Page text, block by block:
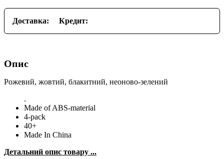
Доставка: Кредит:
Опис
Рожевий, жовтий, блакитний, неоново-зелений
.
Made of ABS-material
4-pack
40+
Made In China
Детальний опис товару ...